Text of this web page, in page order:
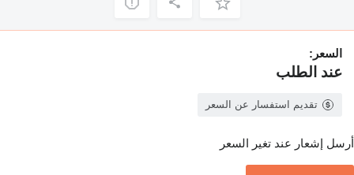
السعر:
عند الطلب
تقديم استفسار عن السعر
أرسل إشعار عند تغير السعر